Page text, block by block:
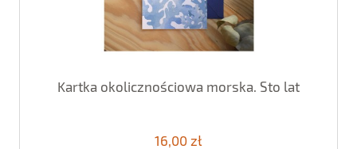
Kartka okolicznościowa morska. Sto lat
16,00 zł